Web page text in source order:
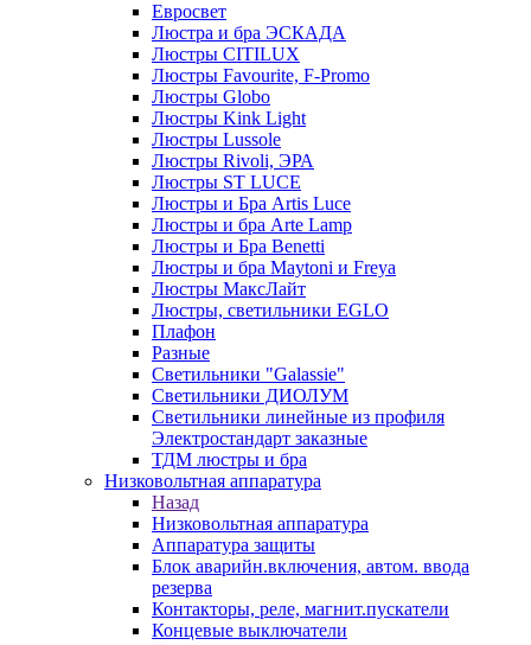
Евросвет
Люстра и бра ЭСКАДА
Люстры CITILUX
Люстры Favourite, F-Promo
Люстры Globo
Люстры Kink Light
Люстры Lussole
Люстры Rivoli, ЭРА
Люстры ST LUCE
Люстры и Бра Artis Luce
Люстры и бра Arte Lamp
Люстры и Бра Benetti
Люстры и бра Maytoni и Freya
Люстры МаксЛайт
Люстры, светильники EGLO
Плафон
Разные
Светильники "Galassie"
Светильники ДИОЛУМ
Светильники линейные из профиля
Электростандарт заказные
ТДМ люстры и бра
Низковольтная аппаратура
Назад
Низковольтная аппаратура
Аппаратура защиты
Блок аварийн.включения, автом. ввода
резерва
Контакторы, реле, магнит.пускатели
Концевые выключатели